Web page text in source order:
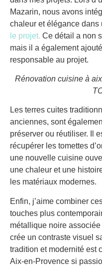
Mazarin, nous avons
chaleur et élégance dans
le projet. Ce détail a non
mais il a également
responsable au projet.
Rénovation cuisine à
Les terres cuites
anciennes, sont
préserver ou réutiliser. Il
récupérer les tomettes
une nouvelle cuisine
une chaleur et une
les matériaux modernes.
Enfin, j’aime combiner
touches plus
métallique noire
crée un contraste visuel
tradition et modernité est
Aix-en-Provence si